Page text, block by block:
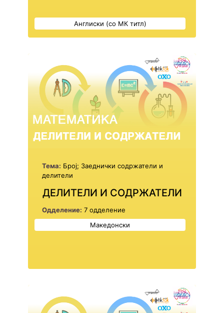
Англиски (со МК титл)
Тема: Број; Заеднички содржатели и
делители
ДЕЛИТЕЛИ И СОДРЖАТЕЛИ
Одделение: 7 одделение
Македонски